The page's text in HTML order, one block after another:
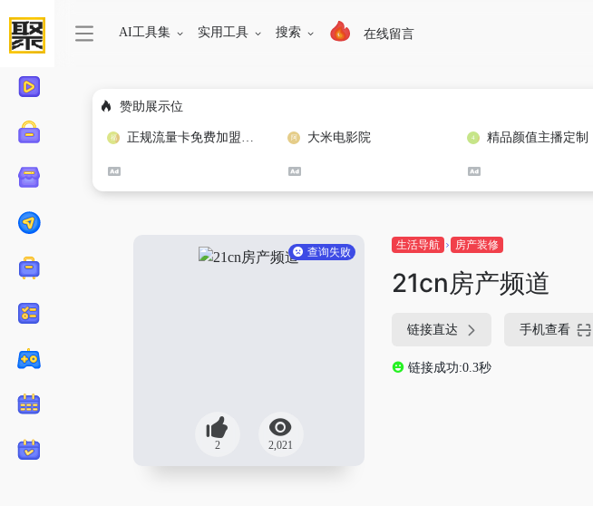
AI工具集 实用工具 搜索 在线留言
赞助展示位
正规流量卡免费加盟合作 大米电影院 精品颜值主播定制
查询失败
2 2,021
生活导航 房产装修
21cn房产频道
链接直达 手机查看
链接成功:0.3秒